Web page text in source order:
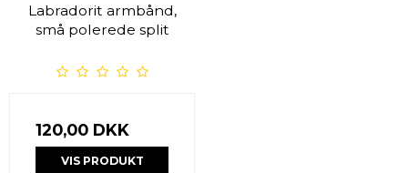
Labradorit armbånd,
små polerede split
120,00 DKK
VIS PRODUKT